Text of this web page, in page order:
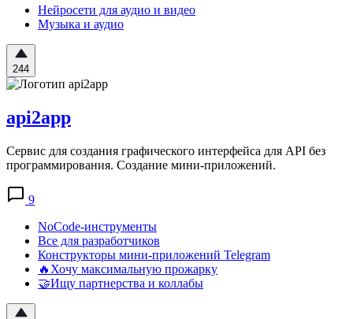
Нейросети для аудио и видео
Музыка и аудио
244
api2app
Сервис для создания графического интерфейса для API без
программирования. Создание мини-приложений.
9
NoCode-инструменты
Все для разработчиков
Конструкторы мини-приложений Telegram
🔥Хочу максимальную прожарку
🤝Ищу партнерства и коллабы